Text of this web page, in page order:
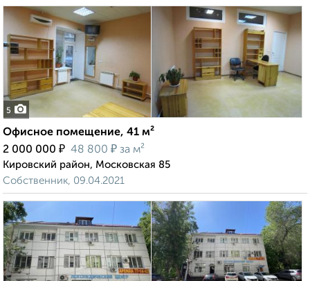
5
Офисное помещение, 41 м²
2 000 000 ₽ 48 800 ₽ за м²
Кировский район, Московская 85
Собственник, 09.04.2021